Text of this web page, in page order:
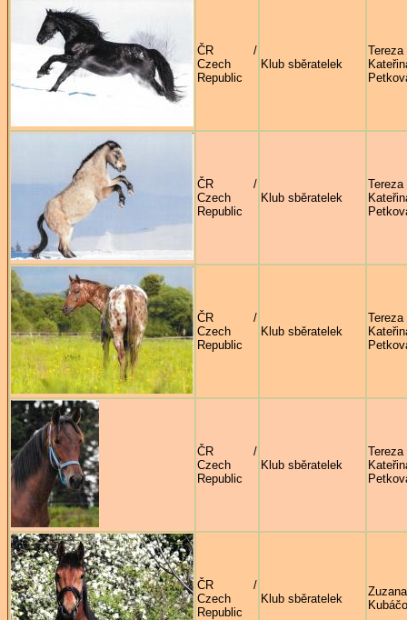
ČR /
Czech
Republic
Klub sběratelek
Tereza
ČR /
Czech
Republic
Klub sběratelek
Tereza
ČR /
Czech
Republic
Klub sběratelek
Tereza
ČR /
Czech
Republic
Klub sběratelek
Tereza
ČR /
Czech
Republic
Klub sběratelek
Zuzana